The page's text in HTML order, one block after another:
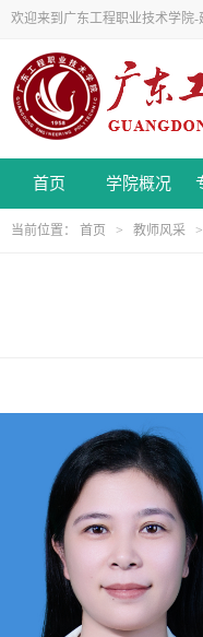
欢迎来到广东工程职业技术学院-
首页 学院概况
当前位置： 首页 > 教师风采